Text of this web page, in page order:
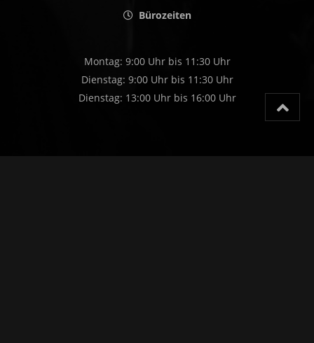
Bürozeiten
Montag: 9:00 Uhr bis 11:30 Uhr
Dienstag: 9:00 Uhr bis 11:30 Uhr
Dienstag: 13:00 Uhr bis 16:00 Uhr